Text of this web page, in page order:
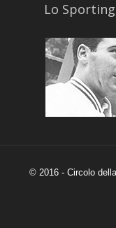
​Lo
© 2016 - Circolo